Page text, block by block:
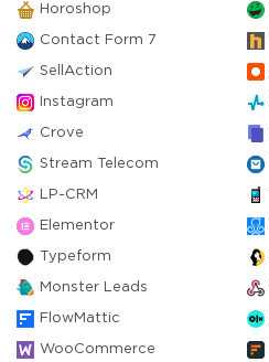
Horoshop
Contact Form 7
SellAction
Instagram
Crove
Stream Telecom
LP-CRM
Elementor
Typeform
Monster Leads
FlowMattic
WooCommerce